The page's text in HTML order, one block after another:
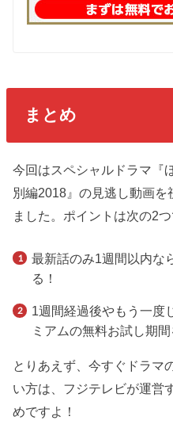
まとめ
今回はスペシャルドラマ『
別編2018』の見逃し動画
ました。ポイントは次の2つ
最新話のみ1週間以内な
る！
1週間経過後やもう一度
ミアムの無料お試し期
とりあえず、今すぐドラマ
い方は、フジテレビが運営
めですよ！